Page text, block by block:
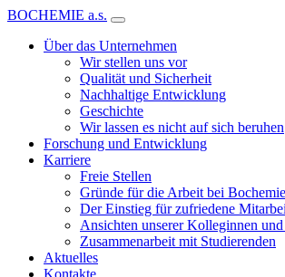
BOCHEMIE a.s.
Über das Unternehmen
Wir stellen uns vor
Qualität und Sicherheit
Nachhaltige Entwicklung
Geschichte
Wir lassen es nicht auf sich beruhen
Forschung und Entwicklung
Karriere
Freie Stellen
Gründe für die Arbeit bei Bochemie
Der Einstieg für zufriedene
Ansichten unserer Kolleginnen
Zusammenarbeit mit Studierenden
Aktuelles
Kontakte